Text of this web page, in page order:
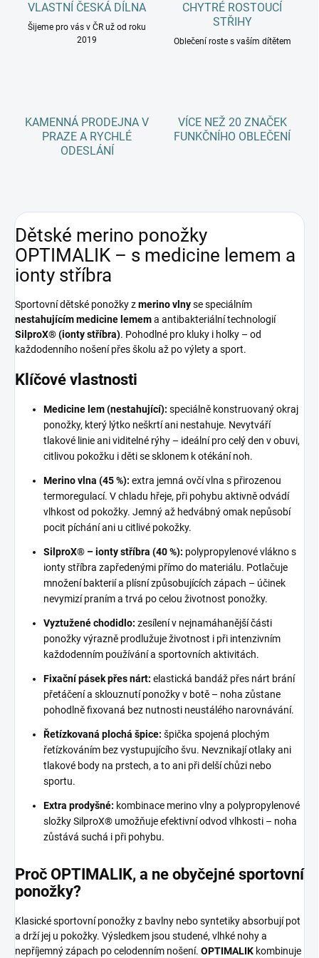
VLASTNÍ ČESKÁ DÍLNA
Šijeme pro vás v ČR už od roku
2019
CHYTRÉ ROSTOUCÍ
STŘIHY
Oblečení roste s vaším dítětem
KAMENNÁ PRODEJNA V
PRAZE A RYCHLÉ
ODESLÁNÍ
VÍCE NEŽ 20 ZNAČEK
FUNKČNÍHO OBLEČENÍ
Dětské merino ponožky
OPTIMALIK – s medicine lemem a
ionty stříbra
Sportovní dětské ponožky zmerino vlnyse speciálním
nestahujícím medicine lemema antibakteriální technologií
SilproX® (ionty stříbra). Pohodlné pro kluky i holky – od
každodenního nošení přes školu až po výlety a sport.
Klíčové vlastnosti
Medicine lem (nestahující): speciálně konstruovaný okraj
ponožky, který lýtko neškrtí ani nestahuje. Nevytváří
tlakové linie ani viditelné rýhy – ideální pro celý den v obuvi,
citlivou pokožku i děti se sklonem k otékání noh.
Merino vlna (45 %): extra jemná ovčí vlna s přirozenou
termoregulací. V chladu hřeje, při pohybu aktivně odvádí
vlhkost od pokožky. Jemný až hedvábný omak nepůsobí
pocit píchání ani u citlivé pokožky.
SilproX® – ionty stříbra (40 %): polypropylenové vlákno s
ionty stříbra zapředenými přímo do materiálu. Potlačuje
množení bakterií a plísní způsobujících zápach – účinek
nevymizí praním a trvá po celou životnost ponožky.
Vyztužené chodidlo: zesílení v nejnamáhanější části
ponožky výrazně prodlužuje životnost i při intenzivním
každodenním používání a sportovních aktivitách.
Fixační pásek přes nárt: elastická bandáž přes nárt brání
přetáčení a sklouznutí ponožky v botě – noha zůstane
pohodlně fixovaná bez nutnosti neustálého narovnávání.
Řetízkovaná plochá špice: špička spojená plochým
řetízkováním bez vystupujícího švu. Nevznikají otlaky ani
tlakové body na prstech, a to ani při delší chůzi nebo
sportu.
Extra prodyšné: kombinace merino vlny a polypropylenové
složky SilproX® umožňuje efektivní odvod vlhkosti – noha
zůstává suchá i při pohybu.
Proč OPTIMALIK, a ne obyčejné sportovní
ponožky?
Klasické sportovní ponožky z bavlny nebo syntetiky absorbují pot
a drží jej u pokožky. Výsledkem jsou studené, vlhké nohy a
nepříjemný zápach po celodenním nošení. OPTIMALIK kombinuje